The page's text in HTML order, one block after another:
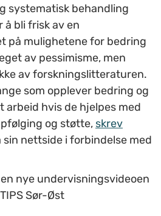
systematisk behandling
å bli frisk av en
på mulighetene for bedring
av pessimisme, men
av forskningslitteraturen.
som opplever bedring og
hvis de hjelpes med
og støtte, skrev
sin nettside i forbindelse med
nye undervisningsvideoen
Sør-Øst